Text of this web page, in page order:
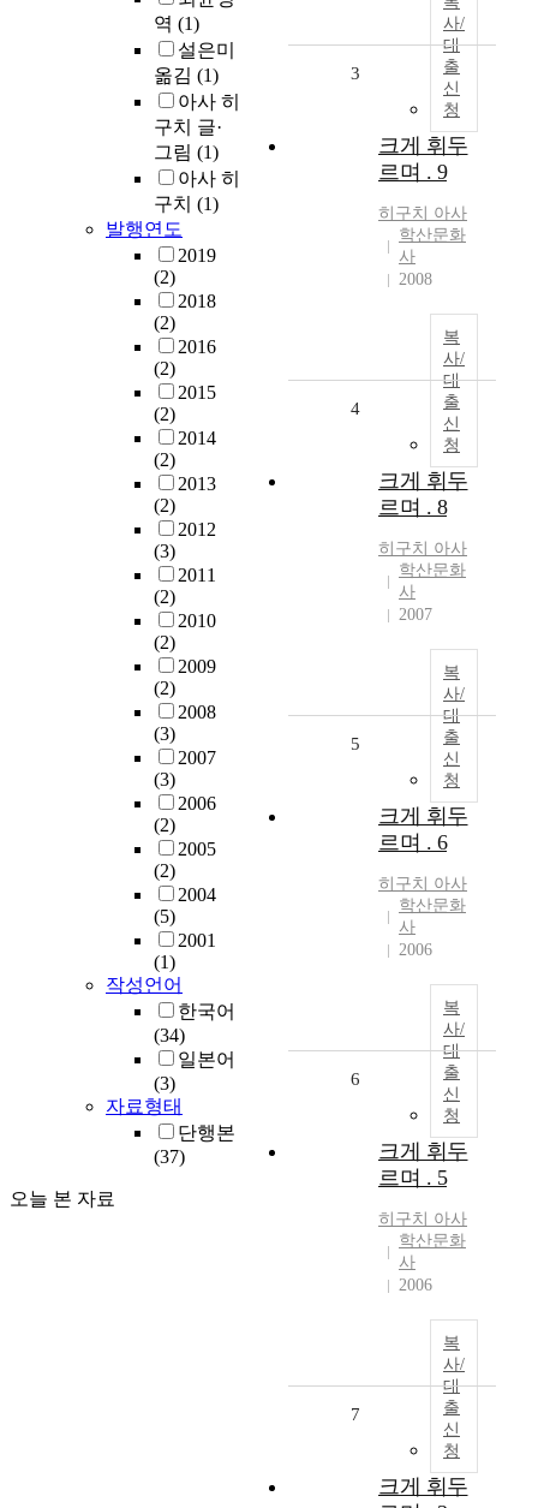
역 (1)
설은미
옮김 (1)
아사 히
구치 글·
그림 (1)
아사 히
구치 (1)
발행연도
2019
(2)
2018
(2)
2016
(2)
2015
(2)
2014
(2)
2013
(2)
2012
(3)
2011
(2)
2010
(2)
2009
(2)
2008
(3)
2007
(3)
2006
(2)
2005
(2)
2004
(5)
2001
(1)
작성언어
한국어
(34)
일본어
(3)
자료형태
단행본
(37)
오늘 본 자료
사/
대
출
신
청
3
크게 휘두
르며 . 9
히구치
아사
학산문화
사
2008
복
사/
대
출
신
청
4
크게 휘두
르며 . 8
히구치
아사
학산문화
사
2007
복
사/
대
출
신
청
5
크게 휘두
르며 . 6
히구치
아사
학산문화
사
2006
복
사/
대
출
신
청
6
크게 휘두
르며 . 5
히구치
아사
학산문화
사
2006
복
사/
대
출
신
청
7
크게 휘두